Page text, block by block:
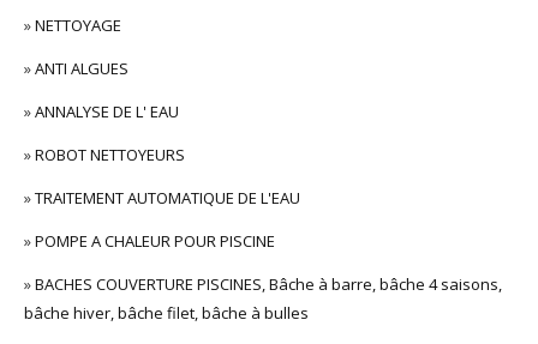
»NETTOYAGE
»ANTI ALGUES
»ANNALYSE DE L' EAU
»ROBOT NETTOYEURS
»TRAITEMENT AUTOMATIQUE DE L'EAU
»POMPE A CHALEUR POUR PISCINE
»BACHES COUVERTURE PISCINES, Bâche à barre, bâche 4 saisons,
bâche hiver, bâche filet, bâche à bulles